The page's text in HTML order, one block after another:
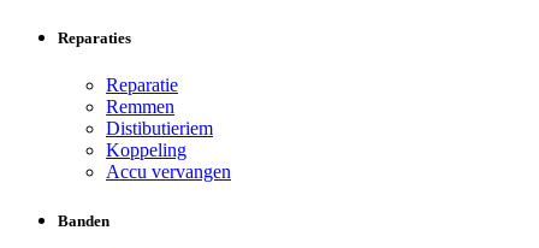
Reparaties
Reparatie
Remmen
Distibutieriem
Koppeling
Accu vervangen
Banden